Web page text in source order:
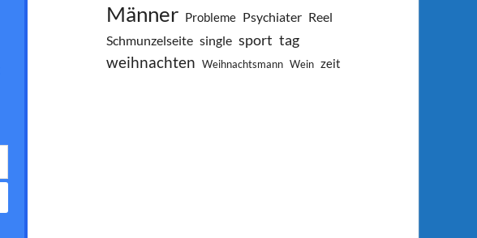
Männer Probleme Psychiater Reel
Schmunzelseite single sport tag
weihnachten Weihnachtsmann Wein zeit